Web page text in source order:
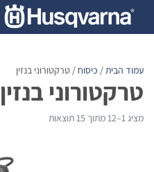
content
עמוד הבית/ כיסוח/ טרקטורוני בנזין
טרקטורוני בנזין
מציג 1–12 מתוך 15 תוצאות